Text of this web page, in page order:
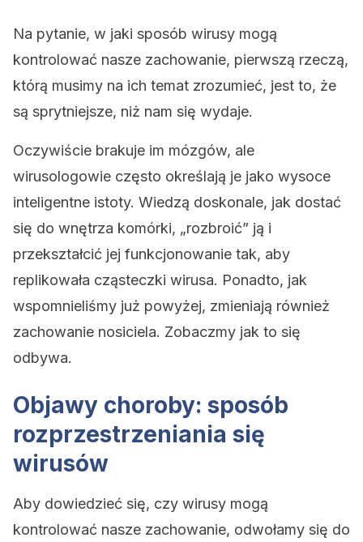
Na pytanie, w jaki sposób wirusy mogą
kontrolować nasze zachowanie, pierwszą rzeczą,
którą musimy na ich temat zrozumieć, jest to, że
są sprytniejsze, niż nam się wydaje.
Oczywiście brakuje im mózgów, ale
wirusologowie często określają je jako wysoce
inteligentne istoty. Wiedzą doskonale, jak dostać
się do wnętrza komórki, „rozbroić” ją i
przekształcić jej funkcjonowanie tak, aby
replikowała cząsteczki wirusa. Ponadto, jak
wspomnieliśmy już powyżej, zmieniają również
zachowanie nosiciela. Zobaczmy jak to się
odbywa.
Objawy choroby: sposób
rozprzestrzeniania się
wirusów
Aby dowiedzieć się, czy wirusy mogą
kontrolować nasze zachowanie, odwołamy się do